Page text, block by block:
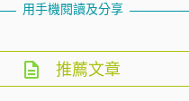
用手機閱讀及分享
推薦文章